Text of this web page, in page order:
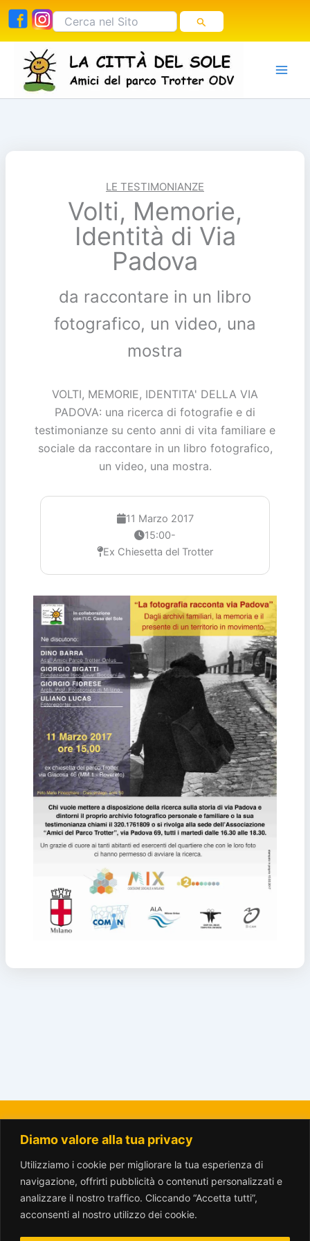
Diamo valore alla tua privacy
Utilizziamo i cookie per migliorare la tua esperienza di
navigazione, offrirti pubblicità o contenuti personalizzati e
analizzare il nostro traffico. Cliccando “Accetta tutti”,
acconsenti al nostro utilizzo dei cookie.
Vai
contenuto
Cerca:
LE TESTIMONIANZE
Volti, Memorie,
Identità di Via
Padova
da raccontare in un libro
fotografico, un video, una
mostra
VOLTI, MEMORIE, IDENTITA' DELLA VIA
PADOVA: una ricerca di fotografie e di
testimonianze su cento anni di vita familiare e
sociale da raccontare in un libro fotografico,
un video, una mostra.
11 Marzo 2017
15:00-
Ex Chiesetta del Trotter
La Città del Sole - Amici del Parco Trotter o.n.l.u.s.
amicitrotter@gmail.com